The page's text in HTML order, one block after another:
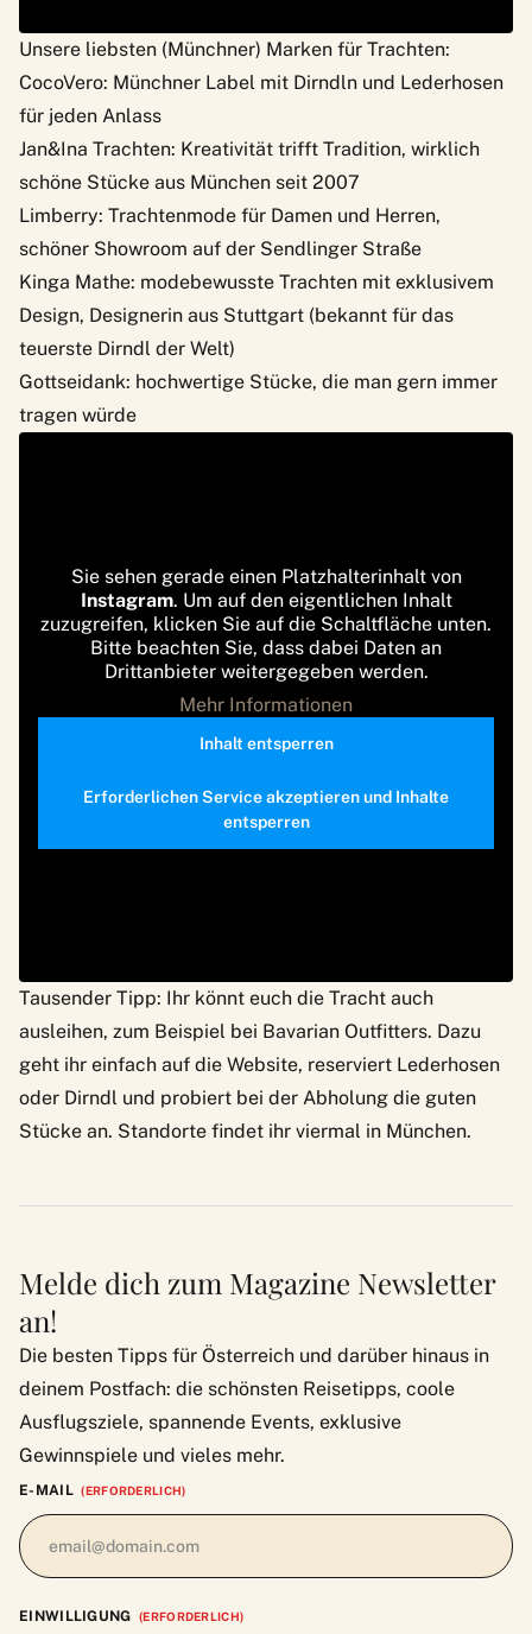
Unsere liebsten (Münchner) Marken für Trachten:
CocoVero: Münchner Label mit Dirndln und Lederhosen
für jeden Anlass
Jan&Ina Trachten: Kreativität trifft Tradition, wirklich
schöne Stücke aus München seit 2007
Limberry: Trachtenmode für Damen und Herren,
schöner Showroom auf der Sendlinger Straße
Kinga Mathe: modebewusste Trachten mit exklusivem
Design, Designerin aus Stuttgart (bekannt für das
teuerste Dirndl der Welt)
Gottseidank: hochwertige Stücke, die man gern immer
tragen würde
Sie sehen gerade einen Platzhalterinhalt von
Instagram. Um auf den eigentlichen Inhalt
zuzugreifen, klicken Sie auf die Schaltfläche unten.
Bitte beachten Sie, dass dabei Daten an
Drittanbieter weitergegeben werden.
Mehr Informationen
Inhalt entsperren
Erforderlichen Service akzeptieren und Inhalte
entsperren
Tausender Tipp: Ihr könnt euch die Tracht auch
ausleihen, zum Beispiel bei Bavarian Outfitters. Dazu
geht ihr einfach auf die Website, reserviert Lederhosen
oder Dirndl und probiert bei der Abholung die guten
Stücke an. Standorte findet ihr viermal in München.
Melde dich zum Magazine Newsletter
an!
Die besten Tipps für Österreich und darüber hinaus in
deinem Postfach: die schönsten Reisetipps, coole
Ausflugsziele, spannende Events, exklusive
Gewinnspiele und vieles mehr.
E-MAIL (ERFORDERLICH)
EINWILLIGUNG (ERFORDERLICH)